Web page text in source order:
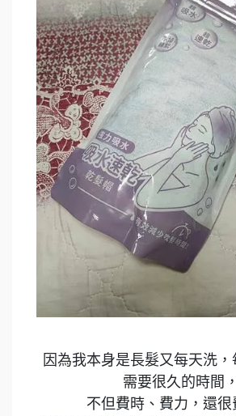
因為我本身是長髮又每天洗
需要很久的時間，
不但費時、費力，還很